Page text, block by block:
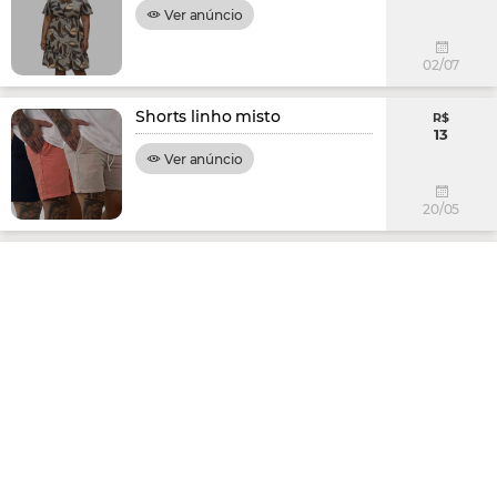
Ver anúncio
02/07
Shorts linho misto
Ver anúncio
R$
13
20/05